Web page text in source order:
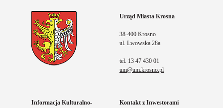
Urząd Miasta Krosna
38-400 Krosno
ul. Lwowska 28a
tel. 13 47 430 01
um@um.krosno.pl
Informacja Kulturalno- Kontakt z Inwestorami